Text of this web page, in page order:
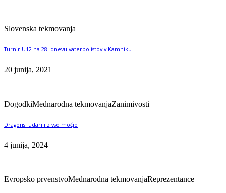
Slovenska tekmovanja
Turnir U12 na 28. dnevu vaterpolistov v Kamniku
20 junija, 2021
DogodkiMednarodna tekmovanjaZanimivosti
Dragonsi udarili z vso močjo
4 junija, 2024
Evropsko prvenstvoMednarodna tekmovanjaReprezentance